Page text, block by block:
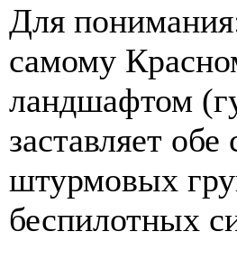
Для
самому
ландшафтом
заставляет
штурмовых
беспилотных